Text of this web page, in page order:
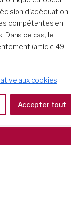
d'adéquation
compétentes en
Dans ce cas, le
(article 49,
aux cookies
Accepter tout
Recherche d’écoles